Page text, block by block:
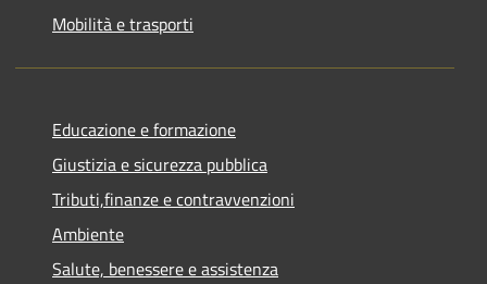
Mobilità e trasporti
Educazione e formazione
Giustizia e sicurezza pubblica
Tributi,finanze e contravvenzioni
Ambiente
Salute, benessere e assistenza